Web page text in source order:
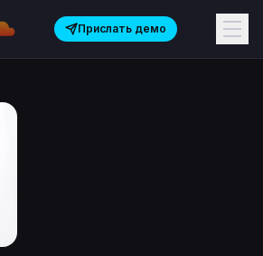
Прислать демо